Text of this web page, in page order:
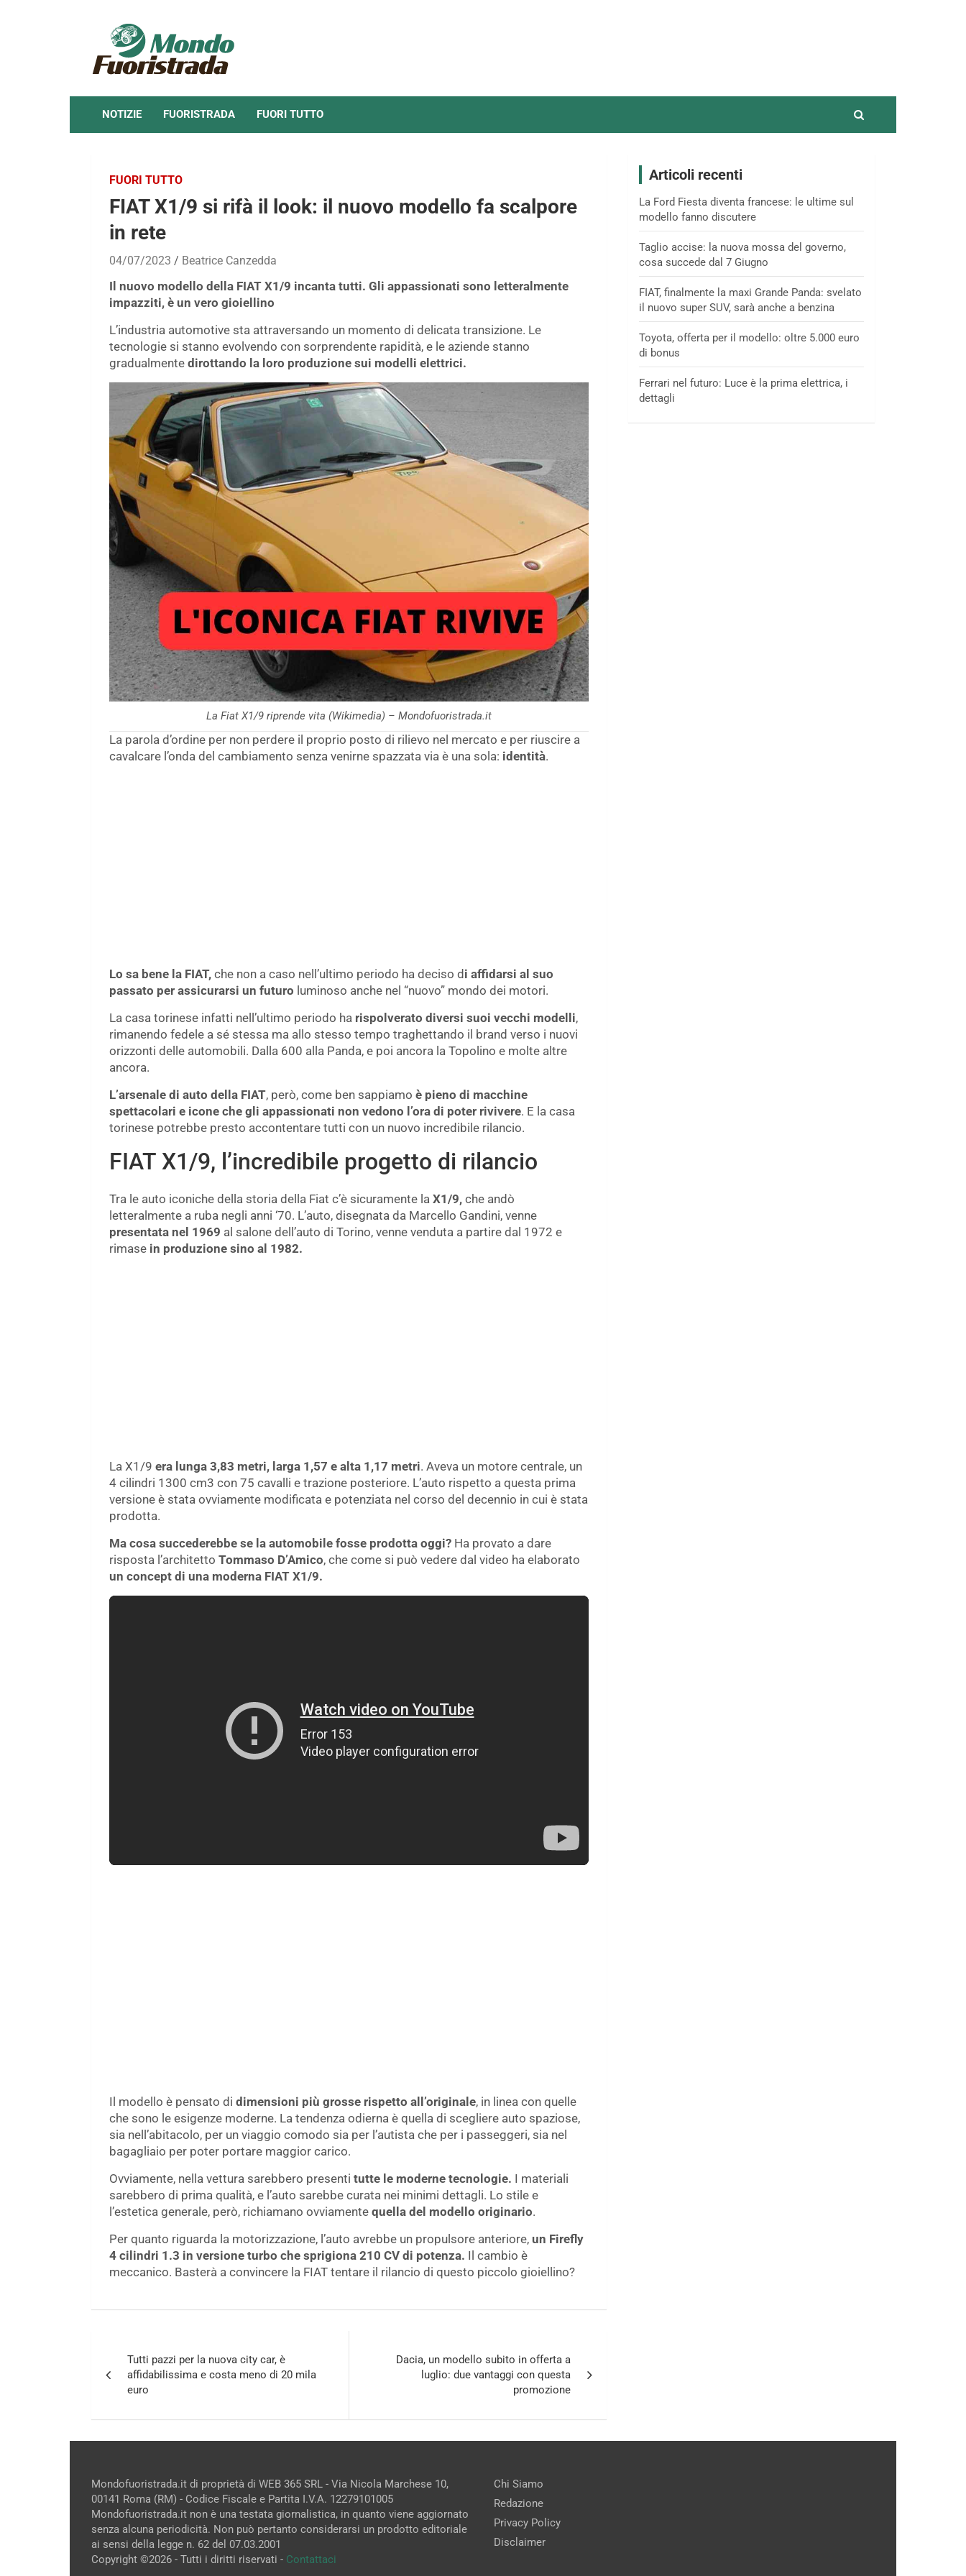
NOTIZIE FUORISTRADA FUORI TUTTO
FUORI TUTTO
FIAT X1/9 si rifà il look: il nuovo modello fa scalpore
in rete
04/07/2023 Beatrice Canzedda
Il nuovo modello della FIAT X1/9 incanta tutti. Gli appassionati sono letteralmente
impazziti, è un vero gioiellino
L’industria automotive sta attraversando un momento di delicata transizione. Le
tecnologie si stanno evolvendo con sorprendente rapidità, e le aziende stanno
gradualmente dirottando la loro produzione sui modelli elettrici.
La Fiat X1/9 riprende vita (Wikimedia) – Mondofuoristrada.it
La parola d’ordine per non perdere il proprio posto di rilievo nel mercato e per riuscire a
cavalcare l’onda del cambiamento senza venirne spazzata via è una sola: identità.
Lo sa bene la FIAT, che non a caso nell’ultimo periodo ha deciso d i affidarsi al suo
passato per assicurarsi un futuro luminoso anche nel “nuovo” mondo dei motori.
La casa torinese infatti nell’ultimo periodo ha rispolverato diversi suoi vecchi modelli,
rimanendo fedele a sé stessa ma allo stesso tempo traghettando il brand verso i nuovi
orizzonti delle automobili. Dalla 600 alla Panda, e poi ancora la Topolino e molte altre
ancora.
L’arsenale di auto della FIAT, però, come ben sappiamo è pieno di macchine
spettacolari e icone che gli appassionati non vedono l’ora di poter rivivere. E la casa
torinese potrebbe presto accontentare tutti con un nuovo incredibile rilancio.
FIAT X1/9, l’incredibile progetto di rilancio
Tra le auto iconiche della storia della Fiat c’è sicuramente la X1/9, che andò
letteralmente a ruba negli anni ‘70. L’auto, disegnata da Marcello Gandini, venne
presentata nel 1969 al salone dell’auto di Torino, venne venduta a partire dal 1972 e
rimase in produzione sino al 1982.
La X1/9 era lunga 3,83 metri, larga 1,57 e alta 1,17 metri. Aveva un motore centrale, un
4 cilindri 1300 cm3 con 75 cavalli e trazione posteriore. L’auto rispetto a questa prima
versione è stata ovviamente modificata e potenziata nel corso del decennio in cui è stata
prodotta.
Ma cosa succederebbe se la automobile fosse prodotta oggi? Ha provato a dare
risposta l’architetto Tommaso D’Amico, che come si può vedere dal video ha elaborato
un concept di una moderna FIAT X1/9.
Il modello è pensato di dimensioni più grosse rispetto all’originale, in linea con quelle
che sono le esigenze moderne. La tendenza odierna è quella di scegliere auto spaziose,
sia nell’abitacolo, per un viaggio comodo sia per l’autista che per i passeggeri, sia nel
bagagliaio per poter portare maggior carico.
Ovviamente, nella vettura sarebbero presenti tutte le moderne tecnologie. I materiali
sarebbero di prima qualità, e l’auto sarebbe curata nei minimi dettagli. Lo stile e
l’estetica generale, però, richiamano ovviamente quella del modello originario.
Per quanto riguarda la motorizzazione, l’auto avrebbe un propulsore anteriore, un Firefly
4 cilindri 1.3 in versione turbo che sprigiona 210 CV di potenza. Il cambio è
meccanico. Basterà a convincere la FIAT tentare il rilancio di questo piccolo gioiellino?
articoli
Tutti pazzi per la nuova city car, è
affidabilissima e costa meno di 20 mila
euro
Dacia, un modello subito in offerta a
luglio: due vantaggi con questa
promozione
Articoli recenti
La Ford Fiesta diventa francese: le ultime sul
modello fanno discutere
Taglio accise: la nuova mossa del governo,
cosa succede dal 7 Giugno
FIAT, finalmente la maxi Grande Panda: svelato
il nuovo super SUV, sarà anche a benzina
Toyota, offerta per il modello: oltre 5.000 euro
di bonus
Ferrari nel futuro: Luce è la prima elettrica, i
dettagli
Mondofuoristrada.it di proprietà di WEB 365 SRL - Via Nicola Marchese 10,
00141 Roma (RM) - Codice Fiscale e Partita I.V.A. 12279101005
Mondofuoristrada.it non è una testata giornalistica, in quanto viene aggiornato
senza alcuna periodicità. Non può pertanto considerarsi un prodotto editoriale
ai sensi della legge n. 62 del 07.03.2001
Copyright ©2026 - Tutti i diritti riservati - Contattaci
Chi Siamo
Redazione
Privacy Policy
Disclaimer